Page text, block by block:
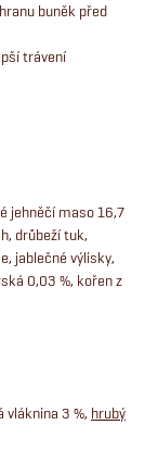
buněk před
trávení
jehněčí maso 16,7
drůbeží tuk,
jablečné výlisky,
0,03 %, kořen z
vláknina 3 %, hrubý